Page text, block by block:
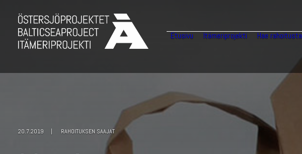
Etusivu Itämeriprojekti Hae rahoitusta
20.7.2019 | RAHOITUKSEN SAAJAT